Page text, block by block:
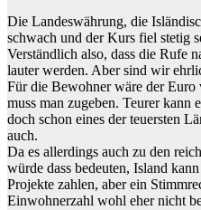
Die Landeswährung, die
schwach und der Kurs fiel stetig
Verständlich also, dass die Rufe
lauter werden. Aber sind wir
Für die Bewohner wäre der
muss man zugeben. Teurer kann
doch schon eines der teuersten
auch.
Da es allerdings auch zu den
würde dass bedeuten, Island
Projekte zahlen, aber ein
Einwohnerzahl wohl eher nicht